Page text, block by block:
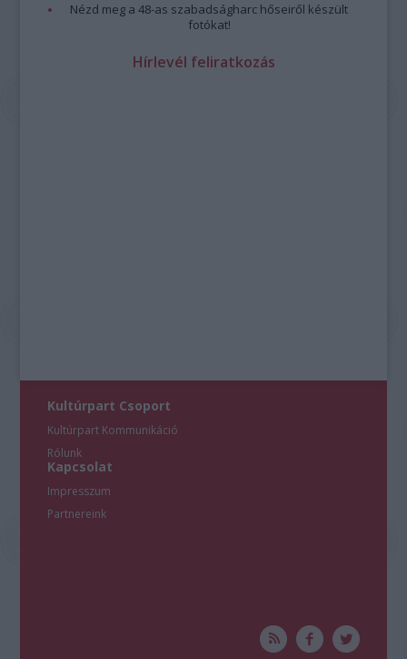
Nézd meg a 48-as szabadságharc hőseiről készült
fotókat!
Hírlevél feliratkozás
Kultúrpart Csoport
Kultúrpart Kommunikáció
Rólunk
Kapcsolat
Impresszum
Partnereink